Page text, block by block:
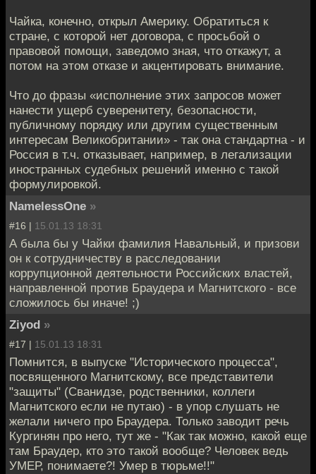
Чайка, конечно, открыл Америку. Обратиться к
стране, с которой нет договора, с просьбой о
правовой помощи, заведомо зная, что откажут, а
потом на этом отказе и акцентировать внимание.
Что до фразы «исполнение этих запросов может
нанести ущерб суверенитету, безопасности,
публичному порядку или другим существенным
интересам Великобритании» - так она стандартна - и
Россия в т.ч. отказывает, например, в легализации
иностранных судебных решений именно с такой
формулировкой.
NamelessOne »
#16 | 15.01.13 18:31
А была бы у Чайки фамилия Навальный, и призови
он к сотрудничеству в расследовании
коррупционной деятельности Российских властей,
направленной против Браудера и Магнитского - все
сложилось бы иначе! ;)
Ziyod »
#17 | 15.01.13 18:31
Помнится, в выпуске "Исторического процесса",
посвященного Магнитскому, все представители
"защиты" (Сванидзе, родственники, коллеги
Магнитского если не путаю) - в упор слушать не
желали ничего про Браудера. Только заводит речь
Кургинян про него, тут же - "Как так можно, какой еще
там Браудер, кто это такой вообще? Человек ведь
УМЕР, понимаете?! Умер в тюрьме!!"